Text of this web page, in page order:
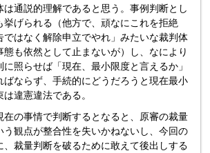
は通説的理解であると思う。事例判断とし
挙げられる（他方で、頑なにこれを拒絶
ではなく解除申立でやれ」みたいな裁判体
態も依然として止まないが）し、なにより
照らせば「現在、最小限度と言えるか」
ばならず、手続的にどうだろうと現在最小
違憲違法である。
在の事情で判断するとなると、原審の裁量
う観点が整合性を失いかねないし、今回の
、裁量判断を破るために敢えて後出しする